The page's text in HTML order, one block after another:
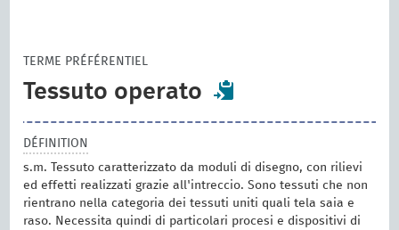
TERME PRÉFÉRENTIEL
Tessuto operato
DÉFINITION
s.m. Tessuto caratterizzato da moduli di disegno, con rilievi
ed effetti realizzati grazie all'intreccio. Sono tessuti che non
rientrano nella categoria dei tessuti uniti quali tela saia e
raso. Necessita quindi di particolari procesi e dispositivi di